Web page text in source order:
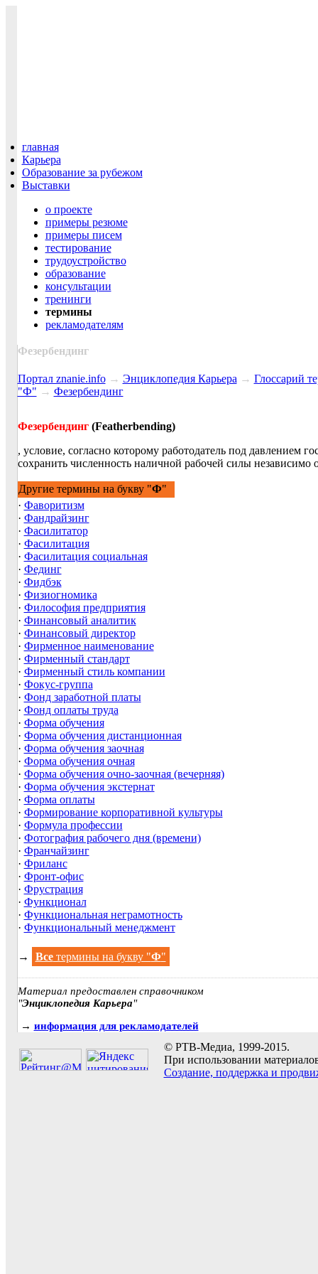
главная
Карьера
Образование за рубежом
Выставки
о проекте
примеры резюме
примеры писем
тестирование
трудоустройство
образование
консультации
тренинги
термины
рекламодателям
Фезербендинг
Портал znanie.info→ Энциклопедия Карьера → Глосcарий
"Ф" → Фезербендинг
Фезербендинг (Featherbending)
, условие, согласно которому работодатель под давлением
сохранить численность наличной рабочей силы независимо
Другие термины на букву "Ф"
· Фаворитизм
· Фандрайзинг
· Фасилитатор
· Фасилитация
· Фасилитация социальная
· Фединг
· Фидбэк
· Физиогномика
· Философия предприятия
· Финансовый аналитик
· Финансовый директор
· Фирменное наименование
· Фирменный стандарт
· Фирменный стиль компании
· Фокус-группа
· Фонд заработной платы
· Фонд оплаты труда
· Форма обучения
· Форма обучения дистанционная
· Форма обучения заочная
· Форма обучения очная
· Форма обучения очно-заочная (вечерняя)
· Форма обучения экстернат
· Форма оплаты
· Формирование корпоративной культуры
· Формула профессии
· Фотография рабочего дня (времени)
· Франчайзинг
· Фриланс
· Фронт-офис
· Фрустрация
· Функционал
· Функциональная неграмотность
· Функциональный менеджмент
→ Всетермины на букву "Ф"
Материал предоставлен справочником
"Энциклопедия Карьера"
→ информация для рекламодателей
© РТВ-Медиа, 1999-2015.
При использовании
Создание, поддержка и